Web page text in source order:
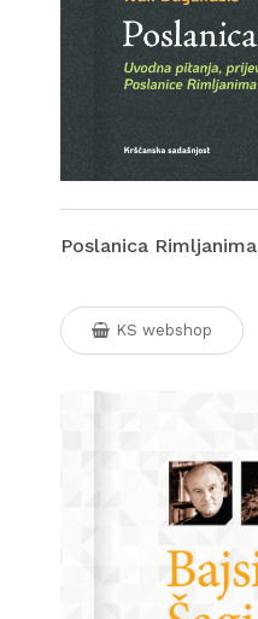
Poslanica Rimljanima
KS webshop